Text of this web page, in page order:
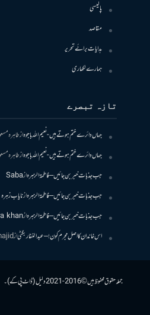
پالیسی
مقاصد
ہدایات برائے تحریر
ہمارے لکھاری
تازہ تبصرے
جہاں دائرے ختم ہوتے ہیں- نعیم اللہ باجوہازطاہرہ
جہاں دائرے ختم ہوتے ہیں- نعیم اللہ باجوہازطاہرہ
جب جذبات خبر بن جائیں – فاطمۃالزہرہازSaba
جب جذبات خبر بن جائیں – فاطمۃالزہرہازنایاب زہرہ
جب جذبات خبر بن جائیں – فاطمۃالزہرہازkhan
اس خاندان کا اصل مجرم کون! – عبدالغفار بگٹیاز
جملہ حقوق محفوظ ہیں © 2016-2021 دلیل (ڈاٹ پی کے)۔